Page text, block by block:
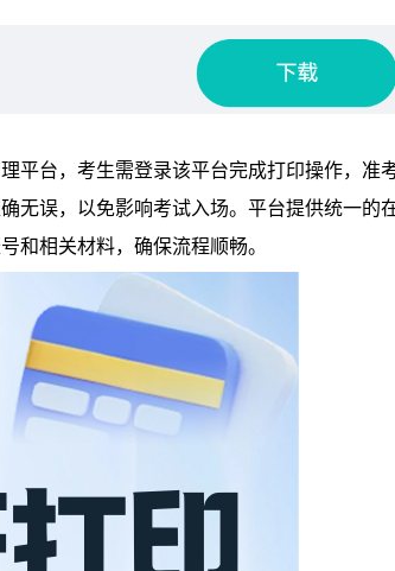
平台，考生需登录该平台完成打印操作，准
无误，以免影响考试入场。平台提供统一的
和相关材料，确保流程顺畅。